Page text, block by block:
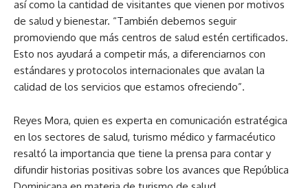
así como la cantidad de visitantes que vienen por motivos
de salud y bienestar. “También debemos seguir
promoviendo que más centros de salud estén certificados.
Esto nos ayudará a competir más, a diferenciarnos con
estándares y protocolos internacionales que avalan la
calidad de los servicios que estamos ofreciendo”.
Reyes Mora, quien es experta en comunicación estratégica
en los sectores de salud, turismo médico y farmacéutico
resaltó la importancia que tiene la prensa para contar y
difundir historias positivas sobre los avances que República